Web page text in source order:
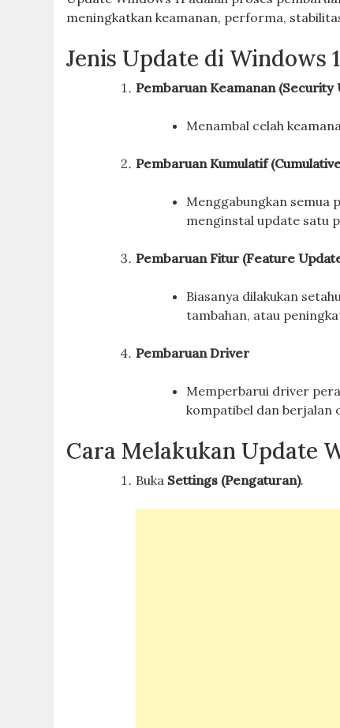
meningkatkan keamanan, performa,
Jenis Update di Windows
Pembaruan Keamanan (Security
Menambal celah
Pembaruan Kumulatif
Menggabungkan semua
menginstal update satu
Pembaruan Fitur (Feature
Biasanya dilakukan
tambahan, atau
Pembaruan Driver
Memperbarui driver
kompatibel dan berjalan
Cara Melakukan Update
Buka Settings (Pengaturan).